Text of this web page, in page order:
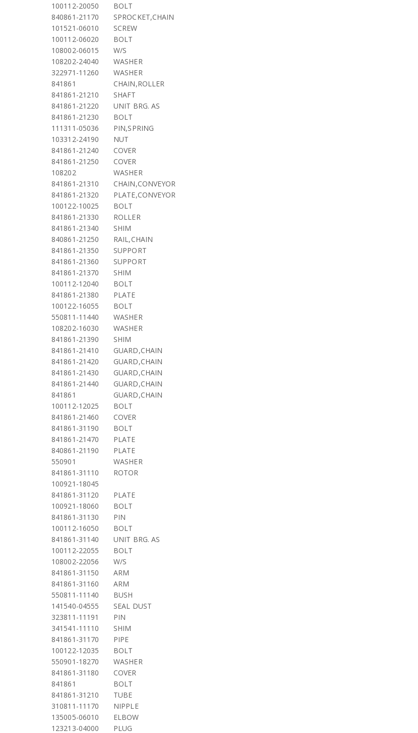
100112-20050
BOLT
840861-21170
SPROCKET,CHAIN
101521-06010
SCREW
100112-06020
BOLT
108002-06015
W/S
108202-24040
WASHER
322971-11260
WASHER
841861
CHAIN,ROLLER
841861-21210
SHAFT
841861-21220
UNIT BRG. AS
841861-21230
BOLT
111311-05036
PIN,SPRING
103312-24190
NUT
841861-21240
COVER
841861-21250
COVER
108202
WASHER
841861-21310
CHAIN,CONVEYOR
841861-21320
PLATE,CONVEYOR
100122-10025
BOLT
841861-21330
ROLLER
841861-21340
SHIM
840861-21250
RAIL,CHAIN
841861-21350
SUPPORT
841861-21360
SUPPORT
841861-21370
SHIM
100112-12040
BOLT
841861-21380
PLATE
100122-16055
BOLT
550811-11440
WASHER
108202-16030
WASHER
841861-21390
SHIM
841861-21410
GUARD,CHAIN
841861-21420
GUARD,CHAIN
841861-21430
GUARD,CHAIN
841861-21440
GUARD,CHAIN
841861
GUARD,CHAIN
100112-12025
BOLT
841861-21460
COVER
841861-31190
BOLT
841861-21470
PLATE
840861-21190
PLATE
550901
WASHER
841861-31110
ROTOR
100921-18045
841861-31120
PLATE
100921-18060
BOLT
841861-31130
PIN
100112-16050
BOLT
841861-31140
UNIT BRG. AS
100112-22055
BOLT
108002-22056
W/S
841861-31150
ARM
841861-31160
ARM
550811-11140
BUSH
141540-04555
SEAL DUST
323811-11191
PIN
341541-11110
SHIM
841861-31170
PIPE
100122-12035
BOLT
550901-18270
WASHER
841861-31180
COVER
841861
BOLT
841861-31210
TUBE
310811-11170
NIPPLE
135005-06010
ELBOW
123213-04000
PLUG